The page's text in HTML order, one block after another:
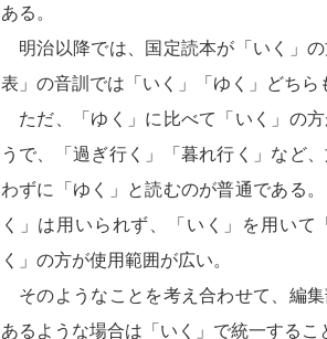
ある。
明治以降では、国定読本が「いく」
表」の音訓では「いく」「ゆく」どちら
ただ、「ゆく」に比べて「いく」の
うで、「過ぎ行く」「暮れ行く」など
わずに「ゆく」と読むのが普通である
く」は用いられず、「いく」を用い
く」の方が使用範囲が広い。
そのようなことを考え合わせて、編
あるような場合は「いく」で統一するこ